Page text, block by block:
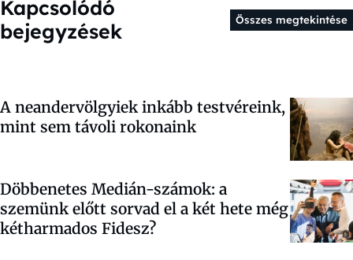
Kapcsolódó
bejegyzések
Összes megtekintése
A neandervölgyiek inkább testvéreink,
mint sem távoli rokonaink
Döbbenetes Medián-számok: a
szemünk előtt sorvad el a két hete még
kétharmados Fidesz?